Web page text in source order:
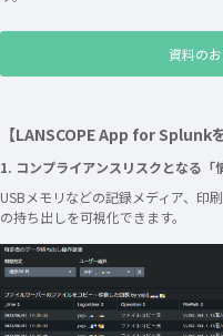
資料の
【LANSCOPE App for Splunk
1. コンプライアンスリスクとなる「
USBメモリなどの記録メディア、印
の持ち出しを可視化できます。